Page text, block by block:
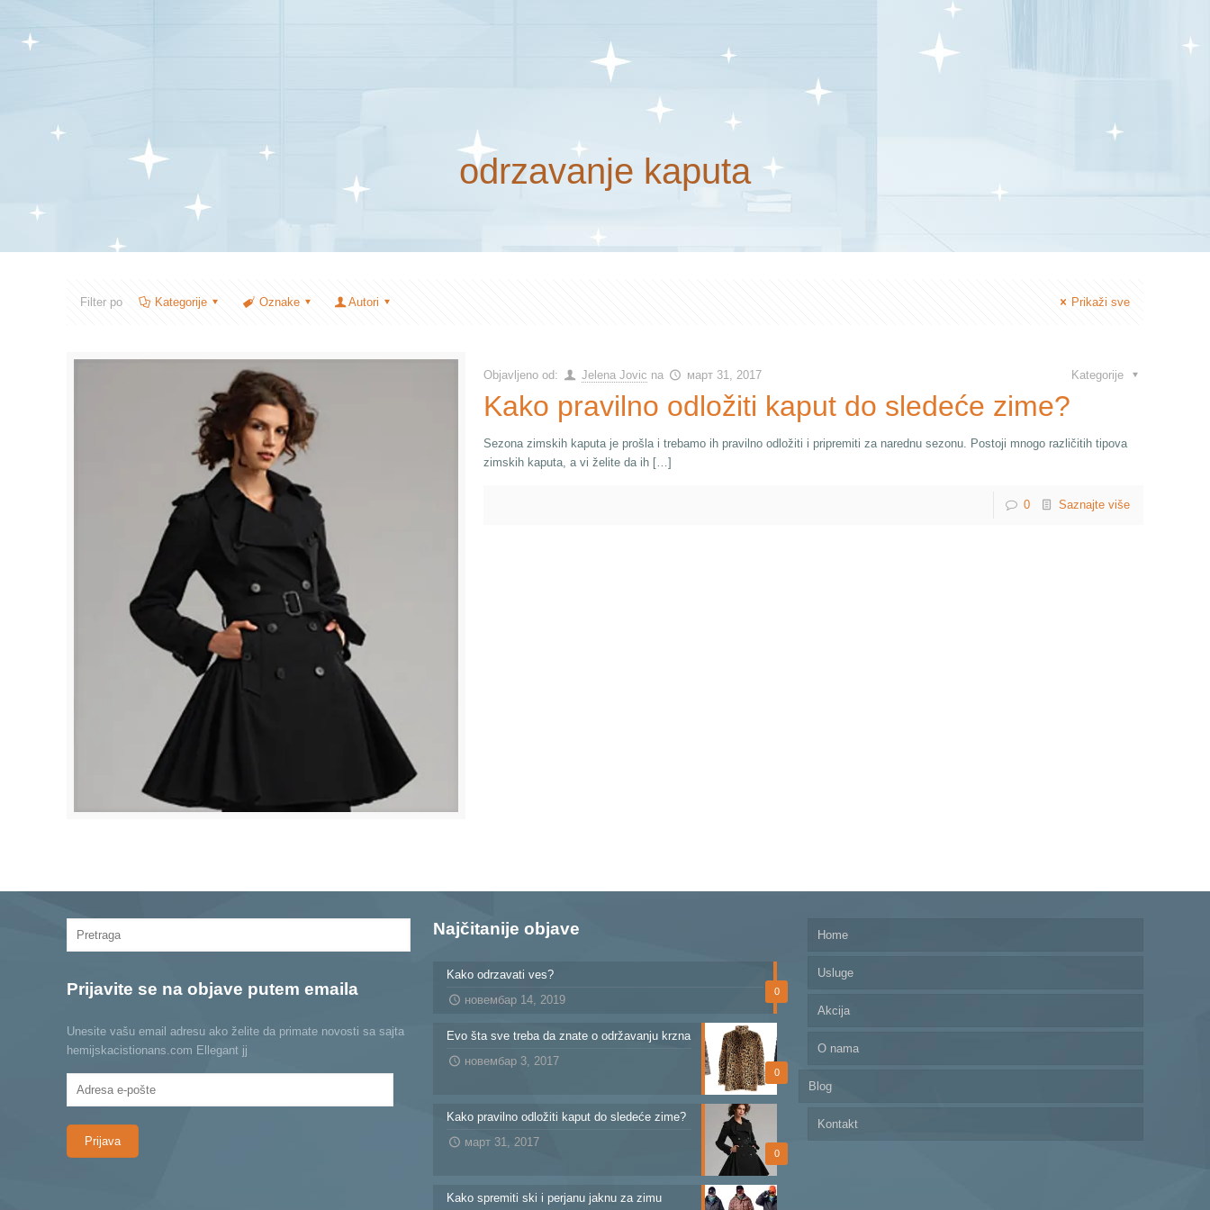
odrzavanje kaputa
Filter po Kategorije Oznake Autori Prikaži sve
Objavljeno od: Jelena Jovic na март 31, 2017 Kategorije
Kako pravilno odložiti kaput do sledeće zime?
Sezona zimskih kaputa je prošla i trebamo ih pravilno odložiti i pripremiti za narednu sezonu. Postoji mnogo različitih tipova
zimskih kaputa, a vi želite da ih […]
0 Saznajte više
Prijavite se na objave putem emaila
Unesite vašu email adresu ako želite da primate novosti sa sajta
hemijskacistionans.com Ellegant jj
Adresa
Najčitanije objave
0
Kako odrzavati ves?
новембар 14, 2019
0
Evo šta sve treba da znate o održavanju krzna
новембар 3, 2017
0
Kako pravilno odložiti kaput do sledeće zime?
март 31, 2017
Kako spremiti ski i perjanu jaknu za zimu
Home
Usluge
Akcija
O nama
Blog
Kontakt